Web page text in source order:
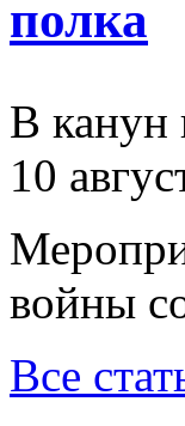
полка
В канун
10
войны
Все